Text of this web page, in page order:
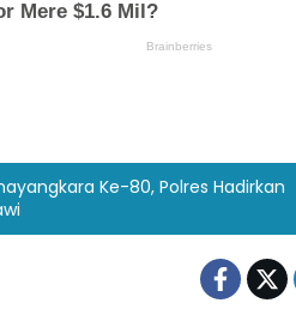
Ke-80, Polres Hadirkan